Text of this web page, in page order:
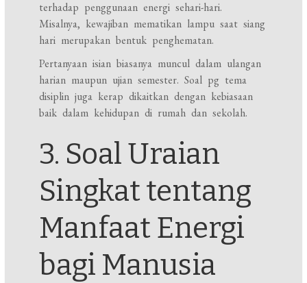
terhadap penggunaan energi sehari-hari.
Misalnya, kewajiban mematikan lampu saat siang
hari merupakan bentuk penghematan.
Pertanyaan isian biasanya muncul dalam ulangan
harian maupun ujian semester. Soal pg tema
disiplin juga kerap dikaitkan dengan kebiasaan
baik dalam kehidupan di rumah dan sekolah.
3. Soal Uraian
Singkat tentang
Manfaat Energi
bagi Manusia